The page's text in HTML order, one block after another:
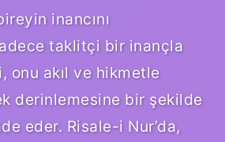
inancını
taklitçi bir inançla
onu akıl ve hikmetle
derinlemesine bir şekilde
eder. Risale-i Nur’da,